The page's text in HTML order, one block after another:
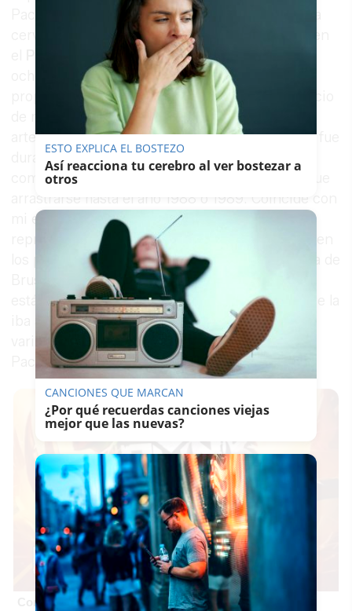
Pacheco, quien ha recordado cómo descubrió la
cerveza durante su etapa como representante en
Parlamento Europeoa finales de los años
ochenta. Según ha contado aAlberto Cala
propietario de la cervecería Birrópolis, un espacio
de referencia para los aficionados a la cerveza
artesana que está situado en la calle Remedios, fue
durante una estancia enBruselas
cuando un
compañero le recomendó probarla. "Esto hay que
arrastrarse hasta el año 1988 o 1989. Coincide con
mi estancia en el Parlamento Europeo como
representante del andalucismo. Curiosamente, en
los primeros días nos sentamos en la gran plaza de
Bruselas y me dice un amigo parlamentario que
está tomando una magnífica cerveza. Le dije que la
iba a probar. Me sentó tan bien que me tomé
varias y dormí como un angelito", ha contado
Pacheco.
Corepunk MMORPG
ESTO EXPLICA EL BOSTEZO
Así reacciona tu cerebro al ver bostezar a
otros
CANCIONES QUE MARCAN
¿Por qué recuerdas canciones viejas
mejor que las nuevas?